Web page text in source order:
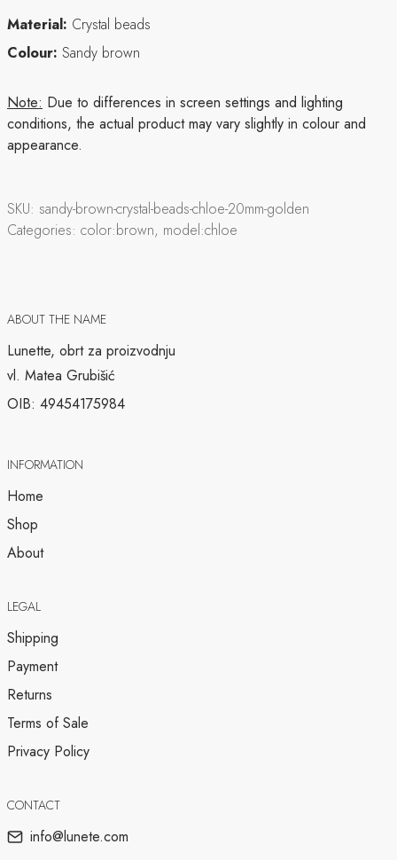
Material: Crystal beads
Colour: Sandy brown
Note: Due to differences in screen settings and lighting
conditions, the actual product may vary slightly in colour and
appearance.
SKU: sandy-brown-crystal-beads-chloe-20mm-golden
Categories: color:brown, model:chloe
ABOUT THE NAME
Lunette, obrt za proizvodnju
vl. Matea Grubišić
OIB: 49454175984
INFORMATION
Home
Shop
About
LEGAL
Shipping
Payment
Returns
Terms of Sale
Privacy Policy
CONTACT
info@lunete.com